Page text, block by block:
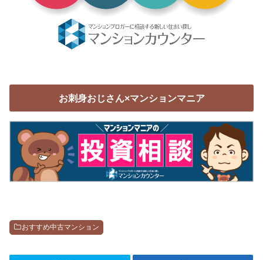
お刺身おじさん×マンションマニア
おすすめ中古マンション